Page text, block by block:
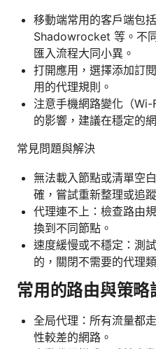
移動端常用的客戶端包
Shadowrocket 等。不
匯入流程大同小異。
打開應用，選擇添加訂
用的代理規則。
注意手機網路變化（
的影響，建議在穩定的
常見問題與解決
無法載入節點或清單空
確，嘗試重新整理或追
代理連不上：檢查路由
換到不同節點。
速度緩慢或不穩定：測
的，關閉不需要的代理
常用的路由與策略
全局代理：所有流量都
性較差的網路。